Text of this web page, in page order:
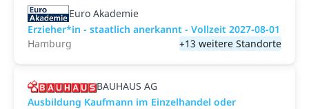
Euro Akademie
Erzieher*in - staatlich anerkannt - Vollzeit 2027-08-01
Hamburg
+13 weitere Standorte
BAUHAUS AG
Ausbildung Kaufmann im Einzelhandel oder